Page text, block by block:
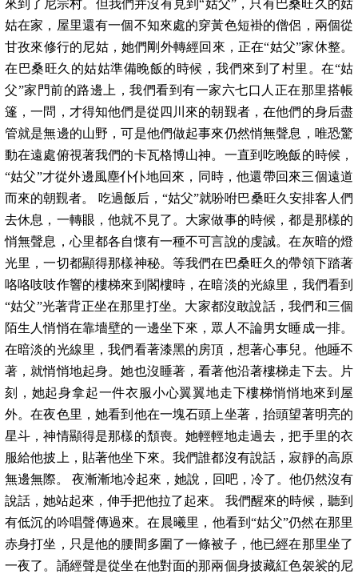
來到了尼宗村。但我們并沒有見到“姑父”，只有巴桑旺久的姑
姑在家，屋里還有一個不知來處的穿黃色短褂的僧侶，兩個從
甘孜來修行的尼姑，她們剛外轉經回來，正在“姑父”家休整。
在巴桑旺久的姑姑準備晚飯的時候，我們來到了村里。在“姑
父”家門前的路邊上，我們看到有一家六七口人正在那里搭帳
篷，一問，才得知他們是從四川來的朝覲者，在他們的身后盡
管就是無邊的山野，可是他們做起事來仍然悄無聲息，唯恐驚
動在遠處俯視著我們的卡瓦格博山神。一直到吃晚飯的時候，
“姑父”才從外邊風塵仆仆地回來，同時，他還帶回來三個遠道
而來的朝覲者。 吃過飯后，“姑父”就吩咐巴桑旺久安排客人們
去休息，一轉眼，他就不見了。大家做事的時候，都是那樣的
悄無聲息，心里都各自懷有一種不可言說的虔誠。在灰暗的燈
光里，一切都顯得那樣神秘。等我們在巴桑旺久的帶領下踏著
咯咯吱吱作響的樓梯來到閣樓時，在暗淡的光線里，我們看到
“姑父”光著背正坐在那里打坐。大家都沒敢說話，我們和三個
陌生人悄悄在靠墻壁的一邊坐下來，眾人不論男女睡成一排。
在暗淡的光線里，我們看著漆黑的房頂，想著心事兒。他睡不
著，就悄悄地起身。她也沒睡著，看著他沿著樓梯走下去。片
刻，她起身拿起一件衣服小心翼翼地走下樓梯悄悄地來到屋
外。在夜色里，她看到他在一塊石頭上坐著，抬頭望著明亮的
星斗，神情顯得是那樣的頹喪。她輕輕地走過去，把手里的衣
服給他披上，貼著他坐下來。我們誰都沒有說話，寂靜的高原
無邊無際。 夜漸漸地冷起來，她說，回吧，冷了。他仍然沒有
說話，她站起來，伸手把他拉了起來。 我們醒來的時候，聽到
有低沉的吟唱聲傳過來。在晨曦里，他看到“姑父”仍然在那里
赤身打坐，只是他的腰間多圍了一條被子，他已經在那里坐了
一夜了。誦經聲是從坐在他對面的那兩個身披藏紅色袈裟的尼